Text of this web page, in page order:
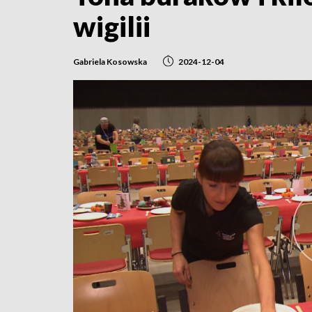
wigilii
Gabriela Kosowska 2024-12-04